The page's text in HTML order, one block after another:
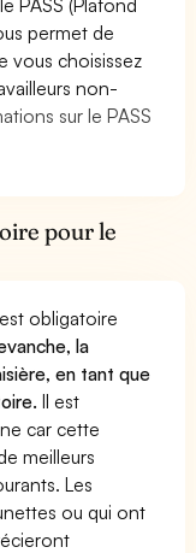
permet de
vous choisissez
non-
sur le PASS
pour le
obligatoire
la
en tant que
Il est
car cette
meilleurs
Les
ou qui ont